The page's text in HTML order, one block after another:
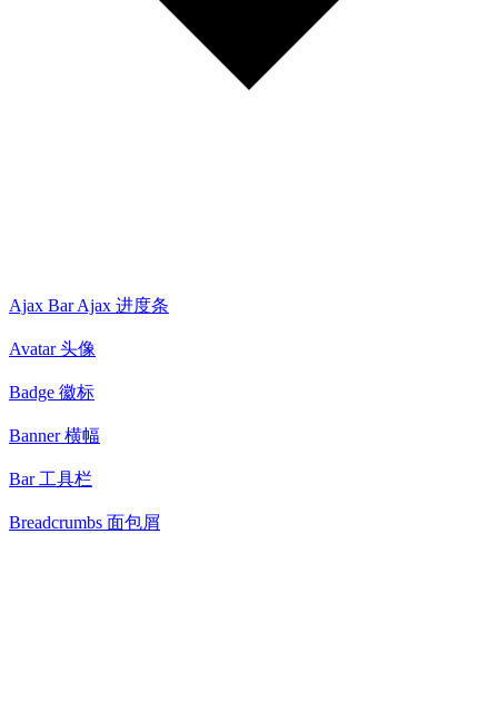
Ajax Bar Ajax 进度条
Avatar 头像
Badge 徽标
Banner 横幅
Bar 工具栏
Breadcrumbs 面包屑